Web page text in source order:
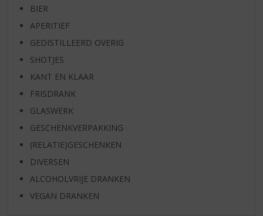
BIER
APERITIEF
GEDISTILLEERD OVERIG
SHOTJES
KANT EN KLAAR
FRISDRANK
GLASWERK
GESCHENKVERPAKKING
(RELATIE)GESCHENKEN
DIVERSEN
ALCOHOLVRIJE DRANKEN
VEGAN DRANKEN